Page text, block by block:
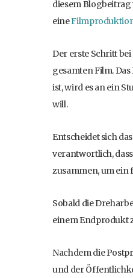
diesem
eine
Der erste Schritt
gesamten Film.
ist, wird es an ein
will.
Entscheidet sich
verantwortlich,
zusammen, um ein
Sobald die
einem Endprodukt
Nachdem die
und der